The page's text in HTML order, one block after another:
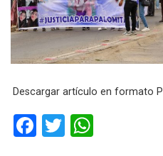
Descargar artículo en formato
F
T